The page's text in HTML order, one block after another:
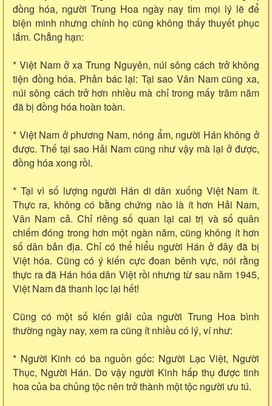
đồng hóa, người Trung Hoa ngày nay tìm mọi lý lẽ để
biện minh nhưng chính họ cũng không thấy thuyết phục
lắm. Chẳng hạn:
* Việt Nam ở xa Trung Nguyên, núi sông cách trở không
tiện đồng hóa. Phản bác lại: Tại sao Vân Nam cũng xa,
núi sông cách trở hơn nhiều mà chỉ trong mấy trăm năm
đã bị đồng hóa hoàn toàn.
* Việt Nam ở phương Nam, nóng ẩm, người Hán không ở
được. Thế tại sao Hải Nam cũng như vậy mà lại ở được,
đồng hóa xong rồi.
* Tại vì số lượng người Hán di dân xuống Việt Nam ít.
Thực ra, không có bằng chứng nào là ít hơn Hải Nam,
Vân Nam cả. Chỉ riêng số quan lại cai trị và số quân
chiếm đóng trong hơn một ngàn năm, cũng không ít hơn
số dân bản địa. Chỉ có thể hiểu người Hán ở đây đã bị
Việt hóa. Cũng có ý kiến cực đoan bênh vực, nói rằng
thực ra đã Hán hóa dân Việt rồi nhưng từ sau năm 1945,
Việt Nam đã thanh lọc lại hết!
Cũng có một số kiến giải của người Trung Hoa bình
thường ngày nay, xem ra cũng ít nhiều có lý, ví như:
* Người Kinh có ba nguồn gốc: Người Lạc Việt, Người
Thục, Người Hán. Do vậy người Kinh hấp thụ được tinh
hoa của ba chủng tộc nên trở thành một tộc người ưu tú.